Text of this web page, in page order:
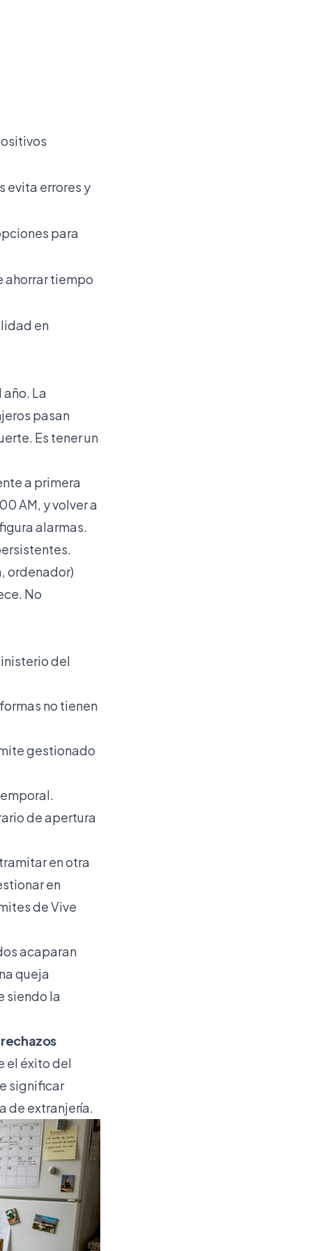
evita errores y
para
ahorrar tiempo
en
La
pasan
Es tener un
a primera
AM, y volver a
alarmas.
ordenador)
No
del
no tienen
gestionado
de apertura
en otra
en
de Vive
acaparan
queja
siendo la
el éxito del
significar
de extranjería.